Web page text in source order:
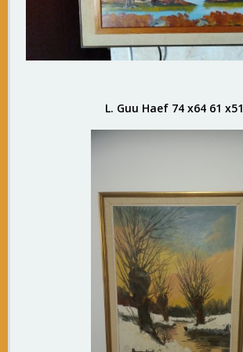
L. Guu Haef 74 x64 61 x51